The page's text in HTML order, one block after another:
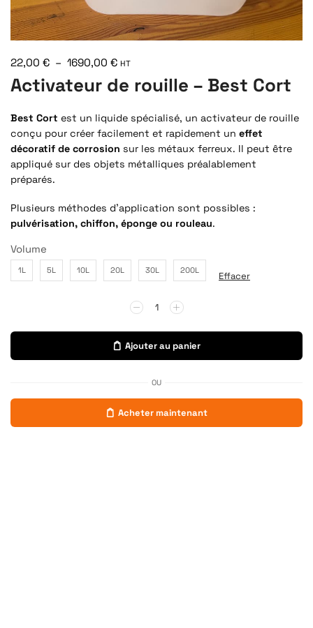
22,00 € – 1690,00 € HT
Activateur de rouille – Best Cort
Best Cort est un liquide spécialisé, un activateur de rouille
conçu pour créer facilement et rapidement un effet
décoratif de corrosion sur les métaux ferreux. Il peut être
appliqué sur des objets métalliques préalablement
préparés.
Plusieurs méthodes d’application sont possibles :
pulvérisation, chiffon, éponge ou rouleau.
Volume
1L 5L 10L 20L 30L 200L
Effacer
Ajouter au panier
OU
Acheter maintenant